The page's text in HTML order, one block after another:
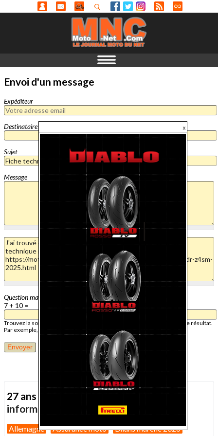
Envoi d'un message
Expéditeur
Destinataire
Sujet
Message
Question mathématique
7 + 10 =
Trouvez la solution de ce problème mathématique simple et saisissez le résultat.
Par exemple, pour 1 + 3, saisissez 4.
27 ans d'actualité moto :
toutes nos
informations depuis 1999 !
Allemagne Assurance moto Bilans marché 2026